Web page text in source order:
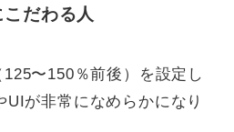
だわる人
〜150％前後）を設定し
UIが非常になめらかになり